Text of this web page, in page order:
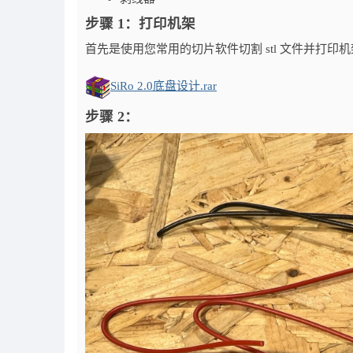
步骤 1：打印机架
首先是使用您常用的切片软件切割 stl 文件并打印
SiRo 2.0底盘设计.rar
步骤 2：